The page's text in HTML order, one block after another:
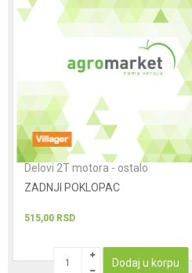
Poruka
POŠALJI
Delovi 2T motora - ostalo
ZADNJI POKLOPAC
515,00 RSD
Dodaj u korpu